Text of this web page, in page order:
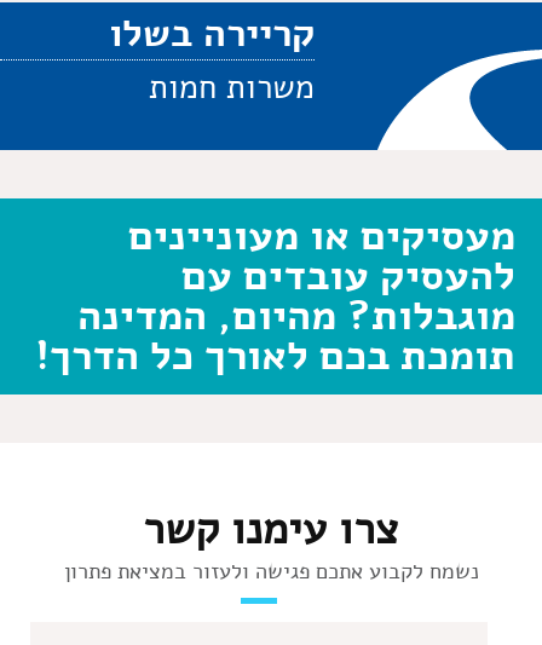
קריירה בשלו
משרות חמות
מעסיקים או מעוניינים
להעסיק עובדים עם
מוגבלות? מהיום, המדינה
תומכת בכם לאורך כל הדרך!
צרו עימנו קשר
נשמח לקבוע אתכם פגישה ולעזור במציאת פתרון